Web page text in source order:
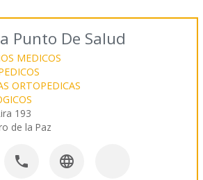
Punto De Salud
MEDICOS
ORTOPEDICAS
193
de la Paz
 